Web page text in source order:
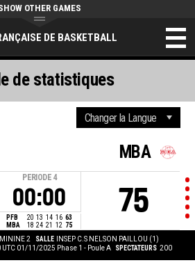
DE BASKETBALL
OTHER GAMES
PERIODE 4
00:00
PFB 20 13 14 16 63
MBA
18 24 21 12 75
MBA
75
2 SALLE
INSEP C.S NELSON PAILLOU (1)
UTC 01/11/2025 Phase 1 - Poule A SPECTATEURS 200
de statistiques